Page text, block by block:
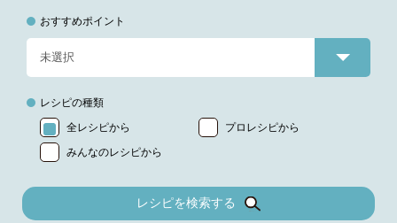
おすすめポイント
レシピの種類
全レシピから
プロレシピから
みんなのレシピから
レシピを検索する